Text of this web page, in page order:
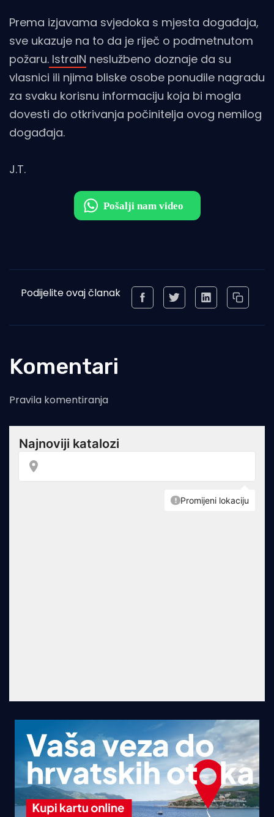
Prema izjavama svjedoka s mjesta događaja,
sve ukazuje na to da je riječ o podmetnutom
požaru. IstraIN neslužbeno doznaje da su
vlasnici ili njima bliske osobe ponudile nagradu
za svaku korisnu informaciju koja bi mogla
dovesti do otkrivanja počinitelja ovog nemilog
događaja.
J.T.
Podijelite ovaj članak
Komentari
Pravila komentiranja